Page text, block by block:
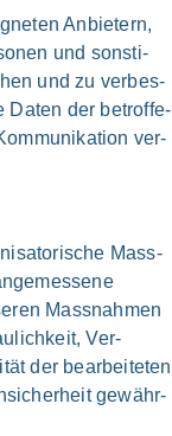
Anbie­tern,
und son­sti­
und zu ver­bes­
Daten der betrof­fe­
ver­
Mass­
Mass­nahmen
Ver­
der bear­bei­te­ten
gewähr­